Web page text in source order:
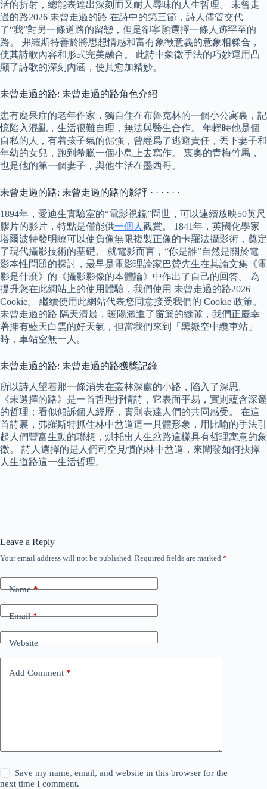
活的折射，總能表達出深刻而又耐人尋味的人生哲理。 未曾走
過的路2026 未曾走過的路 在詩中的第三節，詩人儘管交代
了“我”對另一條道路的留戀，但是卻寧願選擇一條人跡罕至的
路。 弗羅斯特善於將思想情感和富有象徵意義的意象相糅合，
使其詩歌內容和形式完美融合。 此詩中象徵手法的巧妙運用凸
顯了詩歌的深刻內涵，使其愈加精妙。
未曾走過的路: 未曾走過的路角色介紹
患有癡呆症的老年作家，獨自住在布魯克林的一個小公寓裏，記
憶陷入混亂，生活很難自理，無法與醫生合作。 年輕時他是個
自私的人，有着孩子氣的倔強，曾經爲了逃避責任，丟下妻子和
年幼的女兒，跑到希臘一個小島上去寫作。 裏奧的青梅竹馬，
也是他的第一個妻子，與他生活在墨西哥。
未曾走過的路: 未曾走過的路的影評 · · · · · ·
1894年，愛迪生實驗室的“電影視鏡”問世，可以連續放映50英尺
膠片的影片，特點是僅能供一個人 觀賞。 1841年，英國化學家
塔爾波特發明瞭可以使負像無限複製正像的卡羅法攝影術，奠定
了現代攝影技術的基礎。 就電影而言，“你是誰”自然是關於電
影本性問題的探討，最早是電影理論家巴贊先生在其論文集《電
影是什麼》的《攝影影像的本體論》中作出了自己的回答。 為
提升您在此網站上的使用體驗，我們使用 未曾走過的路2026
Cookie。 繼續使用此網站代表您同意接受我們的 Cookie 政策。
未曾走過的路 隔天清晨，暖陽灑進了窗簾的縫隙，我們正慶幸
著擁有藍天白雲的好天氣，但當我們來到「黑嶽空中纜車站」
時，車站空無一人。
未曾走過的路: 未曾走過的路獲獎記錄
所以詩人望着那一條消失在叢林深處的小路，陷入了深思。
《未選擇的路》是一首哲理抒情詩，它表面平易，實則蘊含深邃
的哲理；看似傾訴個人經歷，實則表達人們的共同感受。 在這
首詩裏，弗羅斯特抓住林中岔道這一具體形象，用比喻的手法引
起人們豐富生動的聯想，烘托出人生岔路這樣具有哲理寓意的象
徵。 詩人選擇的是人們司空見慣的林中岔道，來闡發如何抉擇
人生道路這一生活哲理。
Leave a Reply
Your email address will not be published. Required fields are marked *
Name*
Email*
Website
Add Comment *
Save my name, email, and website in this browser for the
next time I comment.